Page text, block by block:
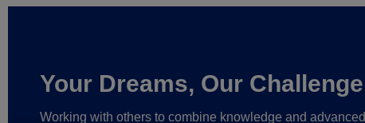
Your Dreams, Our Challenge
Working with others to combine knowledge and advanced